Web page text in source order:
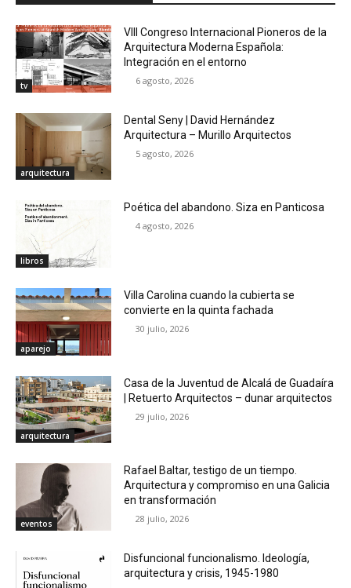
tv
VIII Congreso Internacional Pioneros de la
Arquitectura Moderna Española:
Integración en el entorno
6 agosto, 2026
arquitectura
Dental Seny | David Hernández
Arquitectura – Murillo Arquitectos
5 agosto, 2026
libros
Poética del abandono. Siza en Panticosa
4 agosto, 2026
aparejo
Villa Carolina cuando la cubierta se
convierte en la quinta fachada
30 julio, 2026
arquitectura
Casa de la Juventud de Alcalá de Guadaíra
| Retuerto Arquitectos – dunar arquitectos
29 julio, 2026
eventos
Rafael Baltar, testigo de un tiempo.
Arquitectura y compromiso en una Galicia
en transformación
28 julio, 2026
Disfuncional funcionalismo. Ideología,
arquitectura y crisis, 1945-1980